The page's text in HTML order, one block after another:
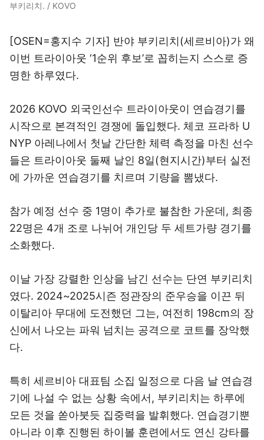
부키리치. / KOVO
[OSEN=홍지수 기자] 반야 부키리치(세르비아)가 왜
이번 트라이아웃 ‘1순위 후보’로 꼽히는지 스스로 증
명한 하루였다.
2026 KOVO 외국인선수 트라이아웃이 연습경기를
시작으로 본격적인 경쟁에 돌입했다. 체코 프라하 U
NYP 아레나에서 첫날 간단한 체력 측정을 마친 선수
들은 트라이아웃 둘째 날인 8일(현지시간)부터 실전
에 가까운 연습경기를 치르며 기량을 뽐냈다.
참가 예정 선수 중 1명이 추가로 불참한 가운데, 최종
22명은 4개 조로 나뉘어 개인당 두 세트가량 경기를
소화했다.
이날 가장 강렬한 인상을 남긴 선수는 단연 부키리치
였다. 2024~2025시즌 정관장의 준우승을 이끈 뒤
이탈리아 무대에 도전했던 그는, 여전히 198cm의 장
신에서 나오는 파워 넘치는 공격으로 코트를 장악했
다.
특히 세르비아 대표팀 소집 일정으로 다음 날 연습경
기에 나설 수 없는 상황 속에서, 부키리치는 하루에
모든 것을 쏟아붓듯 집중력을 발휘했다. 연습경기뿐
아니라 이후 진행된 하이볼 훈련에서도 연신 강타를